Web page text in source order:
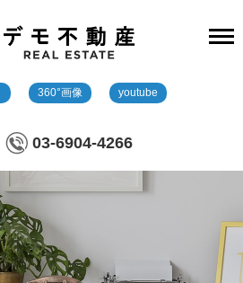
360°画像 youtube
03-6904-4266